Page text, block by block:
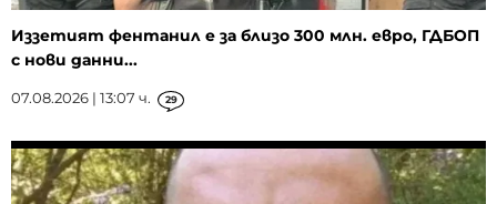
Иззетият фентанил е за близо 300 млн. евро, ГДБОП
с нови данни...
07.08.2026 | 13:07 ч. 29